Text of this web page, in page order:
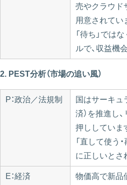
売やクラウド
用意されてい
「待ち」では
ルで、収益機
2. PEST分析（市場の追い風）
P：政治／法規制
国はサーキュ
済）を推進し
押ししていま
「直して使う
に正しいとさ
E：経済
物価高で新品